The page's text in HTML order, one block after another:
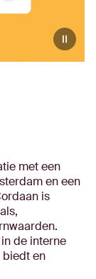
met een
en een
is
in de interne
biedt en